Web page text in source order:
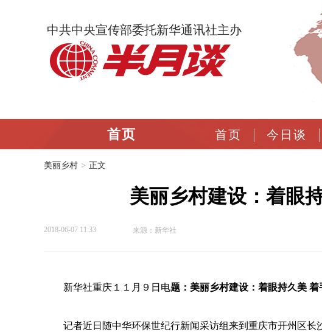
中共中央宣传部委托新华通讯社主办
首页 首页 今日谈
美丽乡村 > 正文
美丽乡村建设：着眼
2018-06-07 11:33 来源：新华社
新华社重庆１１月９日电题：美丽乡村建设：着眼持久美 着
记者近日随中华环保世纪行新闻采访组来到重庆市开州区